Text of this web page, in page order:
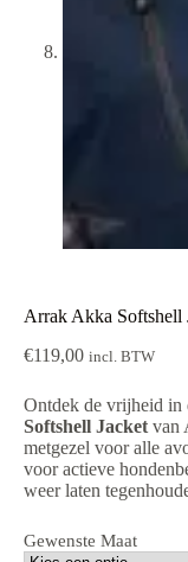
Arrak Akka Softshell
€119,00 incl. BTW
Ontdek de vrijheid in
Softshell Jacket van
metgezel voor alle
voor actieve
weer laten
Gewenste Maat